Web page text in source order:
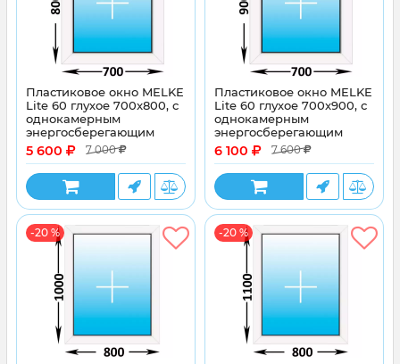
Пластиковое окно MELKE
Lite 60 глухое 700x800, с
однокамерным
энергосберегающим
стеклопакетом
5 600 7 000
Пластиковое окно MELKE
Lite 60 глухое 700x900, с
однокамерным
энергосберегающим
стеклопакетом
6 100 7 600
-20 % -20 %